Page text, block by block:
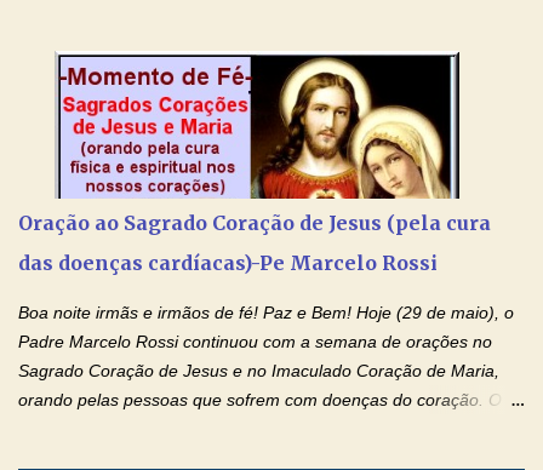
de Nossa Senhora. Adriana dos Anjos-Devoção e Fé Mensagem
do Padre Marcelo Rossi por E-mail e Facebook: Como foi
anunciado ontem, entramos em uma semana de homenagens
aos nossos pais. Hoje nossas orações serão focadas nos pais
que não se encontram bem de saúde, OS PAIS ENFERMOS!
pais. Vamos dedicar um dia para os pais mais idosos, pais que
estão doentes, pais que estão longe dos filhos, pais que já são
para todos os pais. Hoje vamos d...
Oração ao Sagrado Coração de Jesus (pela cura
das doenças cardíacas)-Pe Marcelo Rossi
Boa noite irmãs e irmãos de fé! Paz e Bem! Hoje (29 de maio), o
Padre Marcelo Rossi continuou com a semana de orações no
Sagrado Coração de Jesus e no Imaculado Coração de Maria,
orando pelas pessoas que sofrem com doenças do coração. O